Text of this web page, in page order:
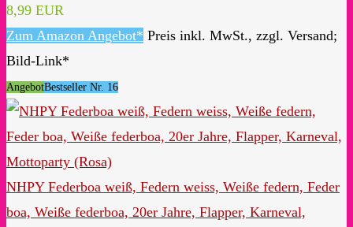
8,99 EUR
Zum Amazon Angebot* Preis inkl. MwSt., zzgl. Versand;
Bild-Link*
AngebotBestseller Nr. 16
NHPY Federboa weiß, Federn weiss, Weiße federn, Feder
boa, Weiße federboa, 20er Jahre, Flapper, Karneval,